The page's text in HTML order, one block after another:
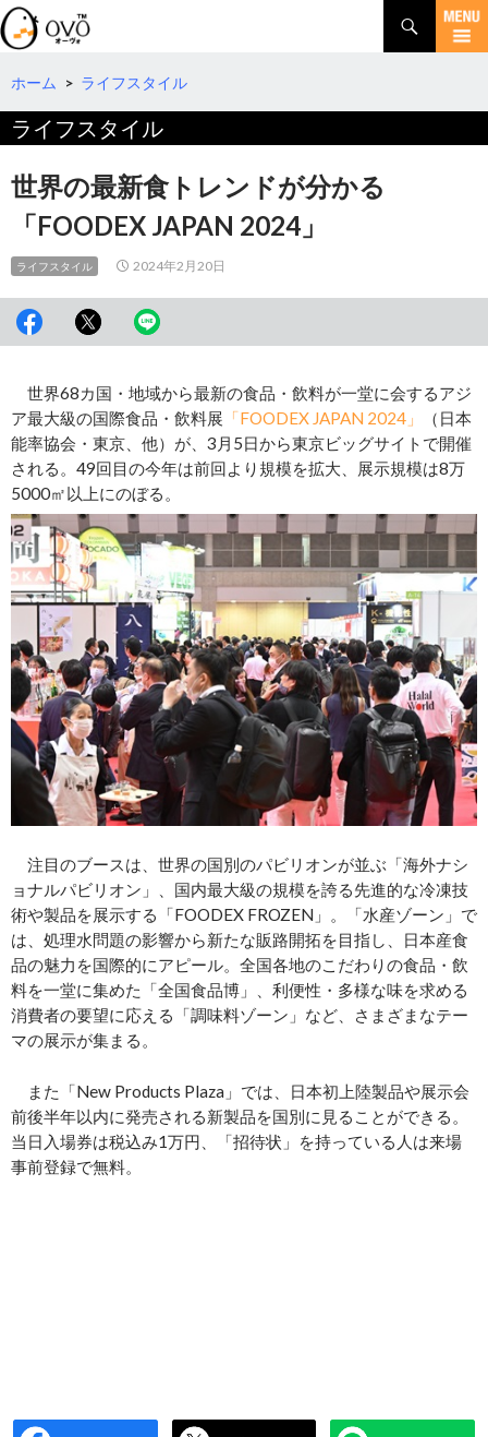
検
索
コ
テ
ツ
へ
ホーム > ライフスタイル
ライフスタイル
世界の最新食トレンドが分かる
「FOODEX JAPAN 2024」
ライフスタイル 2024年2月20日
世界68カ国・地域から最新の食品・飲料が一堂に会するアジ
ア最大級の国際食品・飲料展 「FOODEX JAPAN 2024」
（日本
能率協会・東京、他）が、3月5日から東京ビッグサイトで開催
される。49回目の今年は前回より規模を拡大、展示規模は8万
5000㎡以上にのぼる。
注目のブースは、世界の国別のパビリオンが並ぶ「海外ナシ
ョナルパビリオン」、国内最大級の規模を誇る先進的な冷凍技
術や製品を展示する「FOODEX FROZEN」。「水産ゾーン」で
は、処理水問題の影響から新たな販路開拓を目指し、日本産食
品の魅力を国際的にアピール。全国各地のこだわりの食品・飲
料を一堂に集めた「全国食品博」、利便性・多様な味を求める
消費者の要望に応える「調味料ゾーン」など、さまざまなテー
マの展示が集まる。
また「New Products Plaza」では、日本初上陸製品や展示会
前後半年以内に発売される新製品を国別に見ることができる。
当日入場券は税込み1万円、「招待状」を持っている人は来場
事前登録で無料。